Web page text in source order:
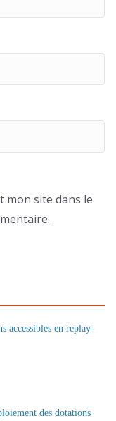
mon site dans le
accessibles en replay-
des dotations